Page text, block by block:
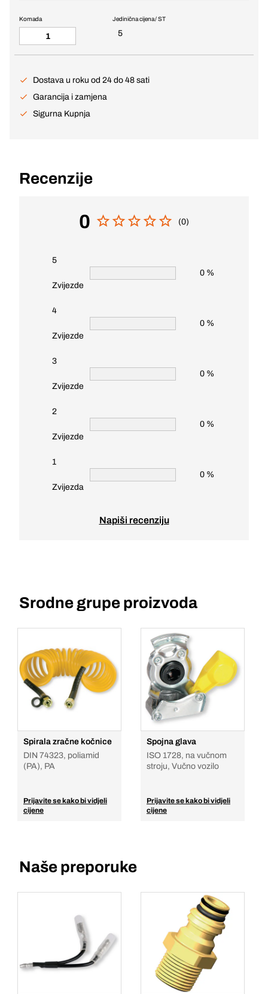
Jedinična cijena / ST
5
Komada
Dostava u roku od 24 do 48 sati
Garancija i zamjena
Sigurna Kupnja
Recenzije
0 (0)
5
Zvijezde
0 %
4
Zvijezde
0 %
3
Zvijezde
0 %
2
Zvijezde
0 %
1
Zvijezda
0 %
Napiši recenziju
Srodne grupe proizvoda
Spirala zračne kočnice
DIN 74323, poliamid
(PA), PA
Prijavite se kako bi vidjeli
cijene
Spojna glava
ISO 1728, na vučnom
stroju, Vučno vozilo
Prijavite se kako bi vidjeli
cijene
Naše preporuke